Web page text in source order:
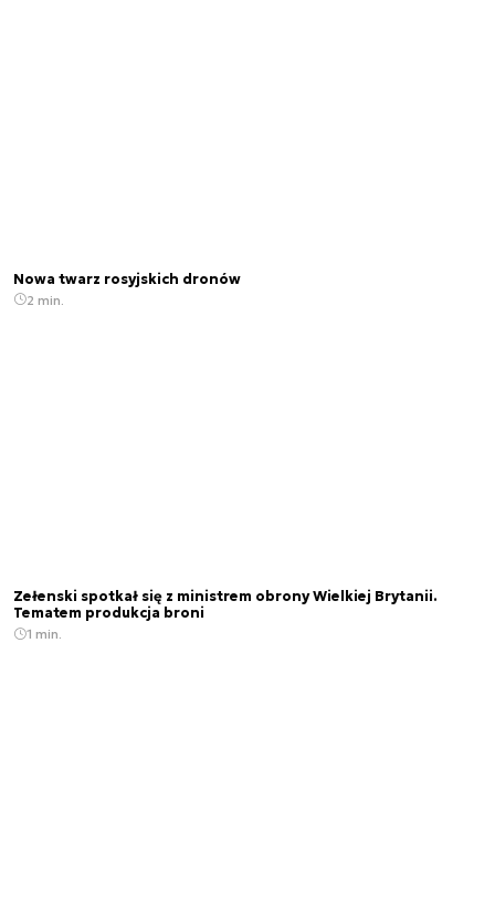
Nowa twarz rosyjskich dronów
2 min.
Zełenski spotkał się z ministrem obrony Wielkiej Brytanii.
Tematem produkcja broni
1 min.